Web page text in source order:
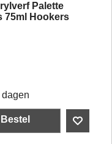
Palette
75ml Hookers
dagen
Bestel